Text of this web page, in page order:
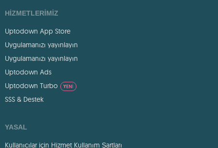
HIZMETLERIMIZ
Uptodown App Store
Uygulamanızı yayınlayın
Uygulamanızı yayınlayın
Uptodown Ads
Uptodown Turbo
YENI
SSS & Destek
YASAL
Kullanıcılar için Hizmet Kullanım Şartları